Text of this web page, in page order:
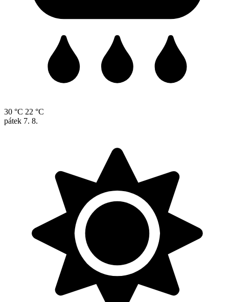
30 °C 22 °C
pátek 7. 8.